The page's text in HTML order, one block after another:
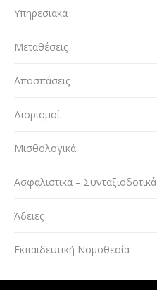
Υπηρεσιακά
Μεταθέσεις
Αποσπάσεις
Διορισμοί
Μισθολογικά
Ασφαλιστικά – Συνταξιοδοτικά
Άδειες
Εκπαιδευτική Νομοθεσία